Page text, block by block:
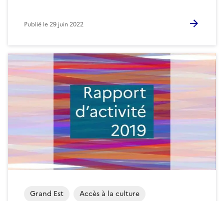
Publié le29 juin 2022
Grand Est Accès à la culture